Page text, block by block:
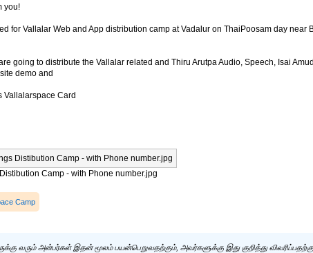
you!
for Vallalar Web and App distribution camp at Vadalur on ThaiPoosam day
going to distribute the Vallalar related and Thiru Arutpa Audio, Speech, Isai
demo and
Vallalarspace Card
Camp - with Phone number.jpg
Camp
வரும் அன்பர்கள் இதன் மூலம் பயன்பெறுவதற்கும், அவர்களுக்கு இது குறித்து